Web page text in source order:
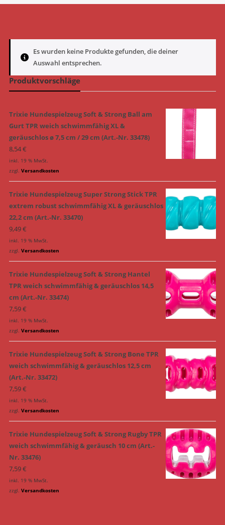
Es wurden keine Produkte gefunden, die deiner
Auswahl entsprechen.
Produktvorschläge
Trixie Hundespielzeug Soft & Strong Ball am
Gurt TPR weich schwimmfähig XL &
geräuschlos ø 7,5 cm / 29 cm (Art.-Nr. 33478)
8,54€
inkl. 19 % MwSt.
zzgl. Versandkosten
Trixie Hundespielzeug Super Strong Stick TPR
extrem robust schwimmfähig XL & geräuschlos
22,2 cm (Art.-Nr. 33470)
9,49€
inkl. 19 % MwSt.
zzgl. Versandkosten
Trixie Hundespielzeug Soft & Strong Hantel
TPR weich schwimmfähig & geräuschlos 14,5
cm (Art.-Nr. 33474)
7,59€
inkl. 19 % MwSt.
zzgl. Versandkosten
Trixie Hundespielzeug Soft & Strong Bone TPR
weich schwimmfähig & geräuschlos 12,5 cm
(Art.-Nr. 33472)
7,59€
inkl. 19 % MwSt.
zzgl. Versandkosten
Trixie Hundespielzeug Soft & Strong Rugby TPR
weich schwimmfähig & geräusch 10 cm (Art.-
Nr. 33476)
7,59€
inkl. 19 % MwSt.
zzgl. Versandkosten